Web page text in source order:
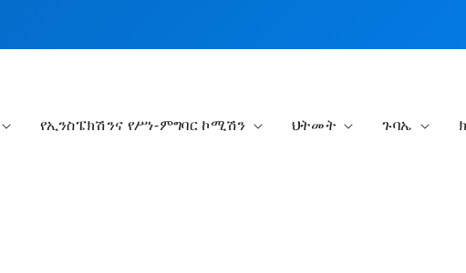
የኢንስፔክሽንና የሥነ-ምግባር ኮሚሽን ህትመት ጉባኤ